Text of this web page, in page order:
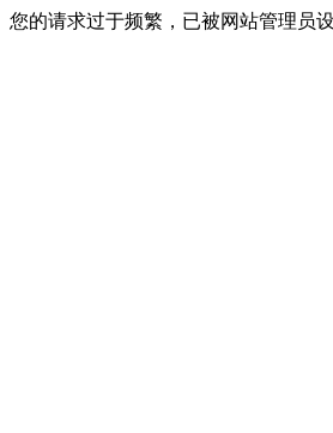
您的请求过于频繁，已被网站管理员